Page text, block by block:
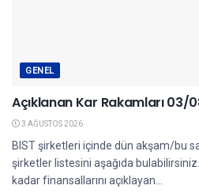
GENEL
Açıklanan Kar Rakamları 03/
3 AĞUSTOS 2026
BIST şirketleri içinde dün akşam/bu
şirketler listesini aşağıda
kadar finansallarını açıklayan...